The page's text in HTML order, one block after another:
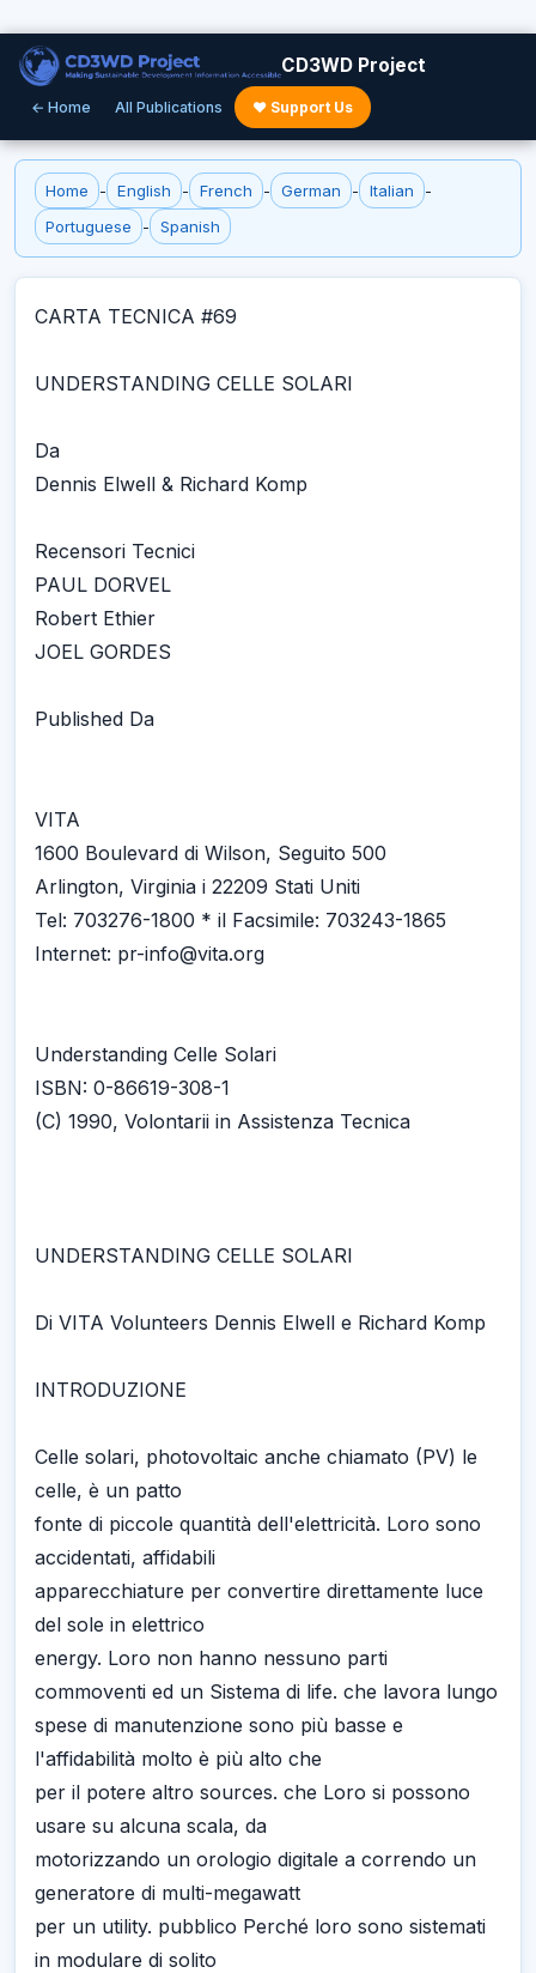
CD3WD Project
← Home All Publications ♥ Support Us
Home - English - French - German - Italian
-
Portuguese
- Spanish
CARTA TECNICA #69
UNDERSTANDING CELLE SOLARI
Da
Dennis Elwell & Richard Komp
Recensori Tecnici
PAUL DORVEL
Robert Ethier
JOEL GORDES
Published Da
VITA
1600 Boulevard di Wilson, Seguito 500
Arlington, Virginia i 22209 Stati Uniti
Tel: 703276-1800 * il Facsimile: 703243-1865
Internet: pr-info@vita.org
Understanding Celle Solari
ISBN: 0-86619-308-1
(C) 1990, Volontarii in Assistenza Tecnica
UNDERSTANDING CELLE SOLARI
Di VITA Volunteers Dennis Elwell e Richard Komp
INTRODUZIONE
Celle solari, photovoltaic anche chiamato (PV) le
celle, è un patto
fonte di piccole quantità dell'elettricità. Loro sono
accidentati, affidabili
apparecchiature per convertire direttamente luce
del sole in elettrico
energy. Loro non hanno nessuno parti
commoventi ed un Sistema di life. che lavora lungo
spese di manutenzione sono più basse e
l'affidabilità molto è più alto che
per il potere altro sources. che Loro si possono
usare su alcuna scala, da
motorizzando un orologio digitale a correndo un
generatore di multi-megawatt
per un utility. pubblico Perché loro sono sistemati
in modulare di solito